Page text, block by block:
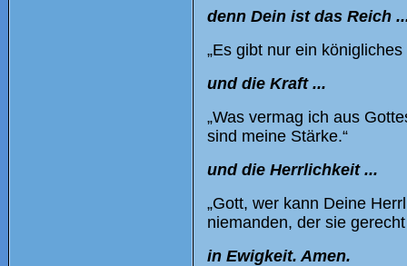
denn Dein ist das Reich
„Es gibt nur ein
und die Kraft ...
„Was vermag ich aus
sind meine Stärke.“
und die Herrlichkeit ...
„Gott, wer kann Deine
niemanden, der sie
in Ewigkeit. Amen.